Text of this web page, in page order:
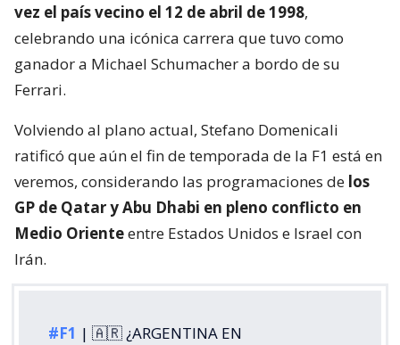
vez el país vecino el 12 de abril de 1998,
celebrando una icónica carrera que tuvo como
ganador a Michael Schumacher a bordo de su
Ferrari.
Volviendo al plano actual, Stefano Domenicali
ratificó que aún el fin de temporada de la F1 está en
veremos, considerando las programaciones de los
GP de Qatar y Abu Dhabi en pleno conflicto en
Medio Orienteentre Estados Unidos e Israel con
Irán.
#F1 | 🇦🇷 ¿ARGENTINA EN